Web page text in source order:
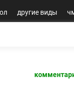
другие виды